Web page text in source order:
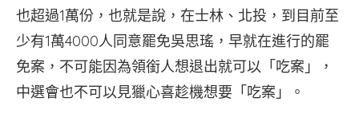
也超過1萬份，也就是說，在士林、北投，到目前至
少有1萬4000人同意罷免吳思瑤，早就在進行的罷
免案，不可能因為領銜人想退出就可以「吃案」，
中選會也不可以見獵心喜趁機想要「吃案」。